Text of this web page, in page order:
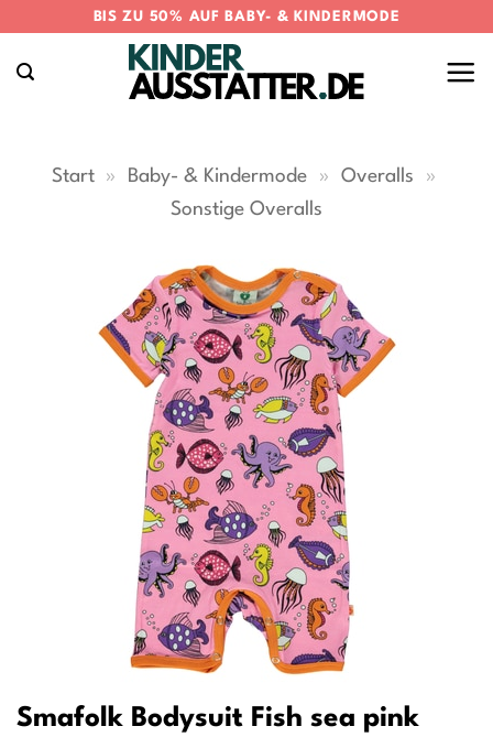
springen
BIS ZU 50% AUF BABY- & KINDERMODE
Start » Baby- & Kindermode » Overalls
»
Sonstige Overalls
Smafolk Bodysuit Fish sea pink